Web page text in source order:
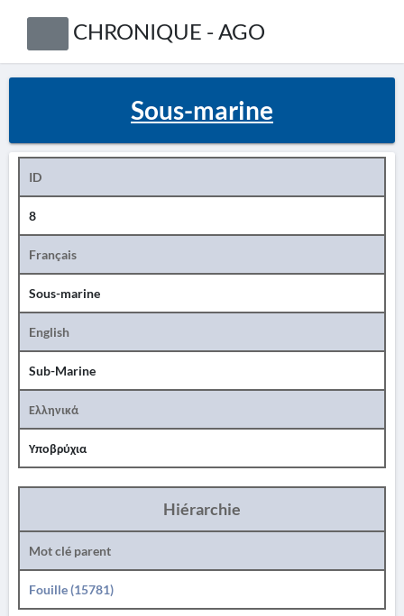
CHRONIQUE - AGO
Sous-marine
ID
8
Français
Sous-marine
English
Sub-Marine
Ελληνικά
Υποβρύχια
Hiérarchie
Mot clé parent
Fouille (15781)